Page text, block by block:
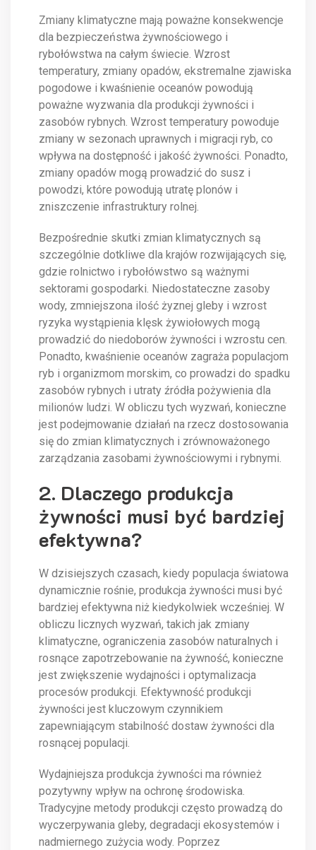
Zmiany klimatyczne mają poważne konsekwencje
dla bezpieczeństwa żywnościowego i
rybołówstwa na całym świecie. Wzrost
temperatury, zmiany opadów, ekstremalne zjawiska
pogodowe i kwaśnienie oceanów powodują
poważne wyzwania dla produkcji żywności i
zasobów rybnych. Wzrost temperatury powoduje
zmiany w sezonach uprawnych i migracji ryb, co
wpływa na dostępność i jakość żywności. Ponadto,
zmiany opadów mogą prowadzić do susz i
powodzi, które powodują utratę plonów i
zniszczenie infrastruktury rolnej.
Bezpośrednie skutki zmian klimatycznych są
szczególnie dotkliwe dla krajów rozwijających się,
gdzie rolnictwo i rybołówstwo są ważnymi
sektorami gospodarki. Niedostateczne zasoby
wody, zmniejszona ilość żyznej gleby i wzrost
ryzyka wystąpienia klęsk żywiołowych mogą
prowadzić do niedoborów żywności i wzrostu cen.
Ponadto, kwaśnienie oceanów zagraża populacjom
ryb i organizmom morskim, co prowadzi do spadku
zasobów rybnych i utraty źródła pożywienia dla
milionów ludzi. W obliczu tych wyzwań, konieczne
jest podejmowanie działań na rzecz dostosowania
się do zmian klimatycznych i zrównoważonego
zarządzania zasobami żywnościowymi i rybnymi.
2. Dlaczego produkcja
żywności musi być bardziej
efektywna?
W dzisiejszych czasach, kiedy populacja światowa
dynamicznie rośnie, produkcja żywności musi być
bardziej efektywna niż kiedykolwiek wcześniej. W
obliczu licznych wyzwań, takich jak zmiany
klimatyczne, ograniczenia zasobów naturalnych i
rosnące zapotrzebowanie na żywność, konieczne
jest zwiększenie wydajności i optymalizacja
procesów produkcji. Efektywność produkcji
żywności jest kluczowym czynnikiem
zapewniającym stabilność dostaw żywności dla
rosnącej populacji.
Wydajniejsza produkcja żywności ma również
pozytywny wpływ na ochronę środowiska.
Tradycyjne metody produkcji często prowadzą do
wyczerpywania gleby, degradacji ekosystemów i
nadmiernego zużycia wody. Poprzez